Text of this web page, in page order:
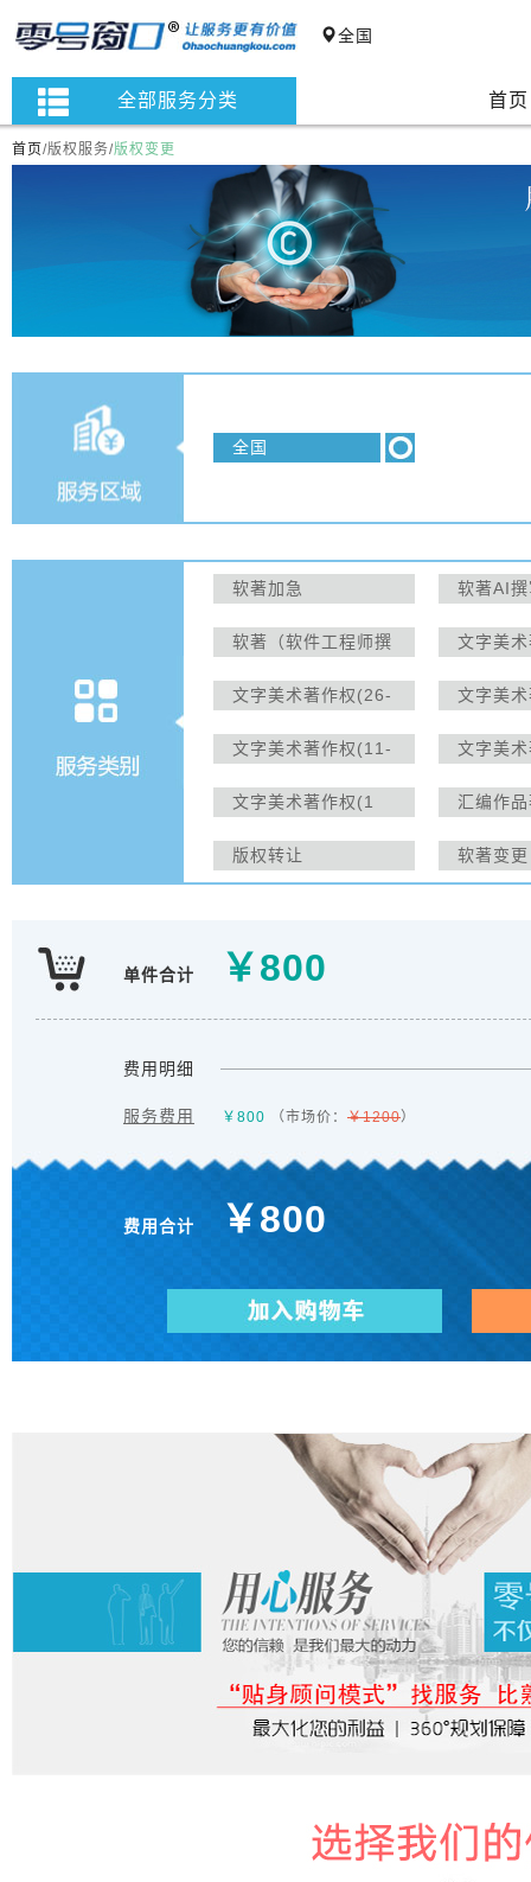
全国
全部服务分类 首页
首页/版权服务/版权变更
全国
软著加急
软著AI
软著（软件工程师撰
文字美
文字美术著作权(26-
文字美
文字美术著作权(11-
文字美
文字美术著作权(1
汇编作
版权转让 软著变更
单件合计 ￥800
费用明细
服务费用 ￥ 800 （市场价： ￥1200）
费用合计 ￥800